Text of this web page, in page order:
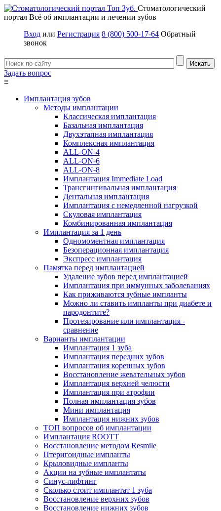
Стоматологический
портал Всё об имплантации и лечении зубов
Вход или Регистрация 8 (800) 500-17-64 Обратный
звонок
Задать вопрос
≡
Имплантация зубов
Методы имплантации
Классическая имплантация
Базальная имплантация
Двухэтапная имплантация
Комплексная имплантация
ALL-ON-4
ALL-ON-6
ALL-ON-8
Имплантация Immediate Load
Трансгингивальная имплантация
Дентальная имплантация
Имплантация с немедленной нагрузкой
Скуловая имплантация
Комбинированная имплантация
Имплантация за 1 день
Одномоментная имплантация
Безоперационная имплантация
Экспресс имплантация
Памятка перед имплантацией
Удаление зубов перед имплантацией
Имплантация при иммунных заболеваниях
Как приживаются зубные импланты
Можно ли ставить импланты при диабете и
пародонтите?
Протезирование или имплантация -
сравнение
Варианты имплантации
Имплантация 1 зуба
Имплантация передних зубов
Имплантация коренных зубов
Восстановление жевательных зубов
Имплантация верхней челюсти
Имплантация при атрофии
Полная имплантация зубов
Мини имплантация
Имплантация нижних зубов
ТОП вопросов об имплантации
Имплантация ROOTT
Восстановление методом Resmile
Птеригоидные импланты
Крыловидные импланты
Акции на зубные имплантаты
Синус-лифтинг
Сколько стоит имплантат 1 зуба
Восстановление верхних зубов
Восстановление нижних зубов